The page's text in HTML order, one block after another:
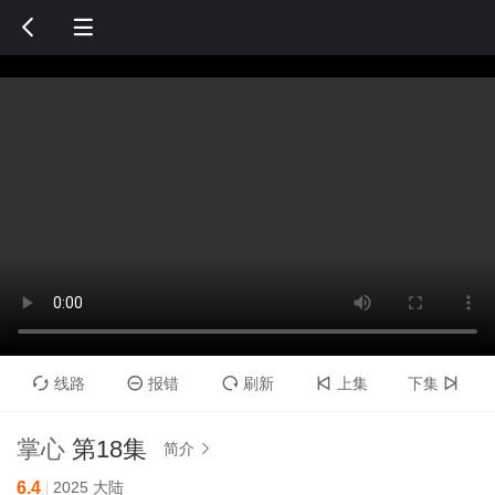
 
 线路  报错  刷新  上集 下集 
掌心 第18集 简介 
6.4 2025 大陆